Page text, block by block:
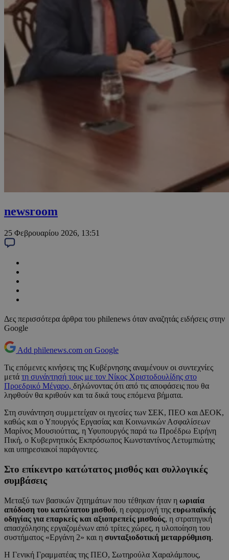
newsroom
25 Φεβρουαρίου 2026, 13:51
Δες περισσότερα άρθρα του philenews όταν αναζητάς ειδήσεις στην
Google
Add philenews.com on Google
Τις επόμενες κινήσεις της Κυβέρνησης αναμένουν οι συντεχνίες
μετά τη συνάντησή τους με τον Νίκος Χριστοδουλίδης στο
Προεδρικό Μέγαρο, δηλώνοντας ότι από τις αποφάσεις που θα
ληφθούν θα κριθούν και τα δικά τους επόμενα βήματα.
Στη συνάντηση συμμετείχαν οι ηγεσίες των ΣΕΚ, ΠΕΟ και ΔΕΟΚ,
καθώς και ο Υπουργός Εργασίας και Κοινωνικών Ασφαλίσεων
Μαρίνος Μουσιούττας, η Υφυπουργός παρά τω Προέδρω Ειρήνη
Πική, ο Κυβερνητικός Εκπρόσωπος Κωνσταντίνος Λετυμπιώτης
και υπηρεσιακοί παράγοντες.
Στο επίκεντρο κατώτατος μισθός και συλλογικές
συμβάσεις
Μεταξύ των βασικών ζητημάτων που τέθηκαν ήταν η ωριαία
απόδοση του κατώτατου μισθού, η εφαρμογή της ευρωπαϊκής
οδηγίας για επαρκείς και αξιοπρεπείς μισθούς, η στρατηγική
απασχόλησης εργαζομένων από τρίτες χώρες, η υλοποίηση του
συστήματος «Εργάνη 2» και η συνταξιοδοτική μεταρρύθμιση.
Η Γενική Γραμματέας της ΠΕΟ, Σωτηρούλα Χαραλάμπους,